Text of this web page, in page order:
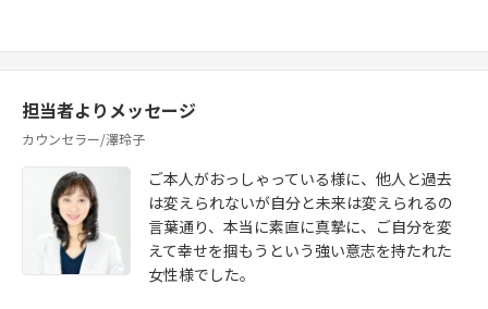
担当者よりメッセージ
カウンセラー/澤玲子
ご本人がおっしゃっている様に、他人と過去
は変えられないが自分と未来は変えられるの
言葉通り、本当に素直に真摯に、ご自分を変
えて幸せを掴もうという強い意志を持たれた
女性様でした。